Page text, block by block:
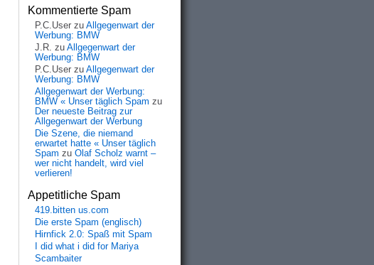
Kommentierte Spam
P.C.User zu Allgegenwart der
Werbung: BMW
J.R. zu Allgegenwart der
Werbung: BMW
P.C.User zu Allgegenwart der
Werbung: BMW
Allgegenwart der Werbung:
BMW « Unser täglich Spam zu
Der neueste Beitrag zur
Allgegenwart der Werbung
Die Szene, die niemand
erwartet hatte « Unser täglich
Spam zu Olaf Scholz warnt –
wer nicht handelt, wird viel
verlieren!
Appetitliche Spam
419.bitten us.com
Die erste Spam (englisch)
Hirnfick 2.0: Spaß mit Spam
I did what i did for Mariya
Scambaiter